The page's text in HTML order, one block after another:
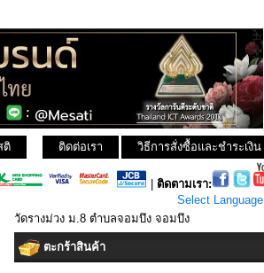
ติ วิธีการสั่งซื้อและชำระเงิน
ติดต่อเรา
ติดตามเรา:
Select Language
วัดรางม่วง ม.8 ตำบลจอมบึง จอมบึง
ตะกร้าสินค้า